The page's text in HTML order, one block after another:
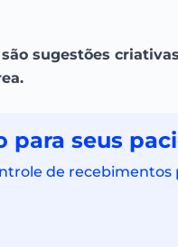
sugestões
para seus
de recebimentos